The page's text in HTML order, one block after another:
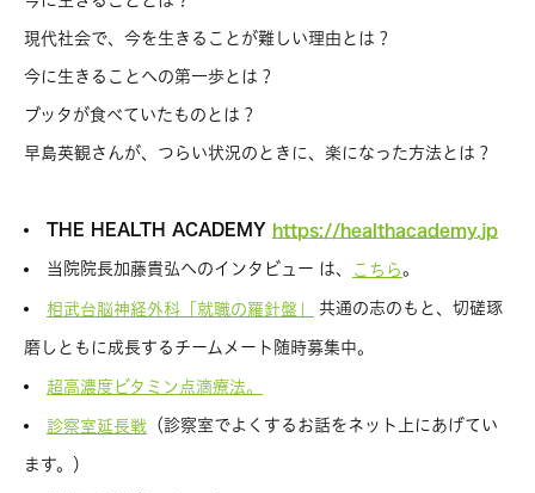
現代社会で、今を生きることが難しい理由とは？
今に生きることへの第一歩とは？
ブッタが食べていたものとは？
早島英観さんが、つらい状況のときに、楽になった方法とは？
THE HEALTH ACADEMY https://healthacademy.jp
当院院長加藤貴弘へのインタビュー は、 こちら 。
相武台脳神経外科「就職の羅針盤」 共通の志のもと、切磋琢
磨しともに成長するチームメート随時募集中。
超高濃度ビタミン点滴療法。
診察室延長戦 （診察室でよくするお話をネット上にあげてい
ます。）